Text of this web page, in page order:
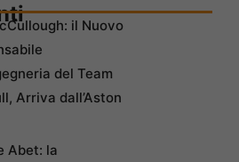
il Nuovo
del Team
Arriva dall’Aston
Abet: la